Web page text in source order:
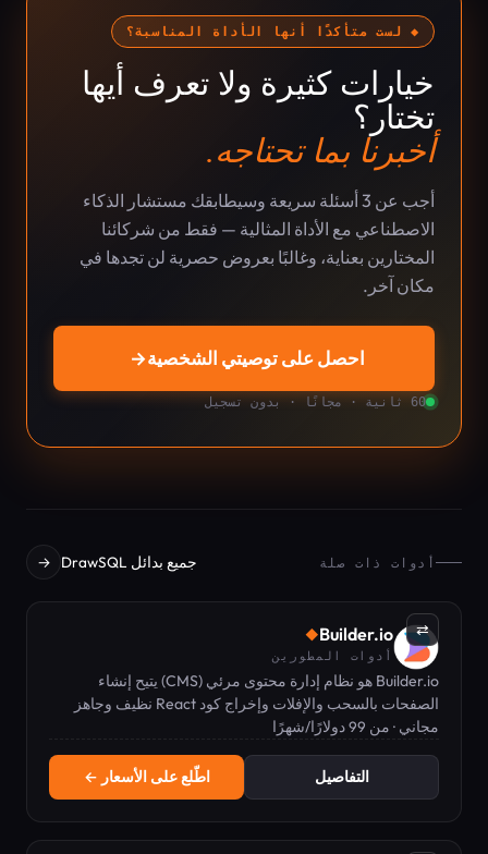
◆ لست متأكدًا أنها الأداة المناسبة؟
خيارات كثيرة ولا تعرف أيها
تختار؟
أخبرنا بما تحتاجه.
أجب عن 3 أسئلة سريعة وسيطابقك مستشار الذكاء
الاصطناعي مع الأداة المثالية — فقط من شركائنا
المختارين بعناية، وغالبًا بعروض حصرية لن تجدها في
مكان آخر.
احصل على توصيتي الشخصية→
60 ثانية · مجانًا · بدون تسجيل
أدوات ذات صلة جميع بدائل DrawSQL →
⇄
Builder.io
◆
أدوات المطورين
Builder.io هو نظام إدارة محتوى مرئي (CMS) يتيح إنشاء
الصفحات بالسحب والإفلات وإخراج كود React نظيف وجاهز
للإنتاج.
مجاني · من 99 دولارًا/شهرًا
التفاصيل اطّلع على الأسعار ←